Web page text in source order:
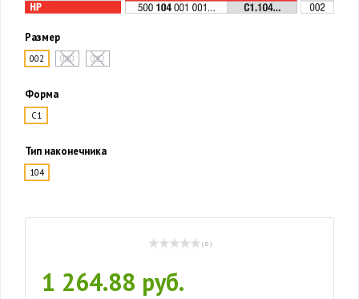
Размер
002 010 012
Форма
C1
Тип наконечника
104
( 0 )
1 264.88 руб.